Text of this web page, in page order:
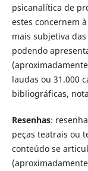
psicanalítica de
estes concernem
mais subjetiva
podendo
laudas ou 31.000
bibliográficas,
Resenhas:
peças teatrais ou
conteúdo se